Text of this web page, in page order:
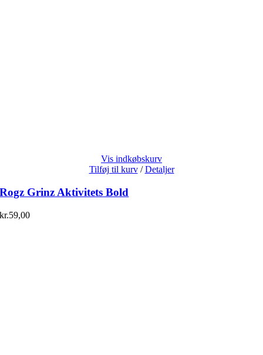
Vis indkøbskurv
Tilføj til kurv / Detaljer
Rogz Grinz Aktivitets Bold
kr.59,00